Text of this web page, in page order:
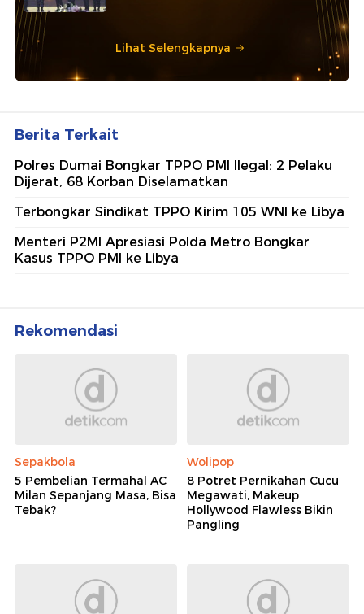
Lihat Selengkapnya
Berita Terkait
Polres Dumai Bongkar TPPO PMI Ilegal: 2 Pelaku
Dijerat, 68 Korban Diselamatkan
Terbongkar Sindikat TPPO Kirim 105 WNI ke Libya
Menteri P2MI Apresiasi Polda Metro Bongkar
Kasus TPPO PMI ke Libya
Rekomendasi
Sepakbola
5 Pembelian Termahal AC
Milan Sepanjang Masa, Bisa
Tebak?
Wolipop
8 Potret Pernikahan Cucu
Megawati, Makeup
Hollywood Flawless Bikin
Pangling